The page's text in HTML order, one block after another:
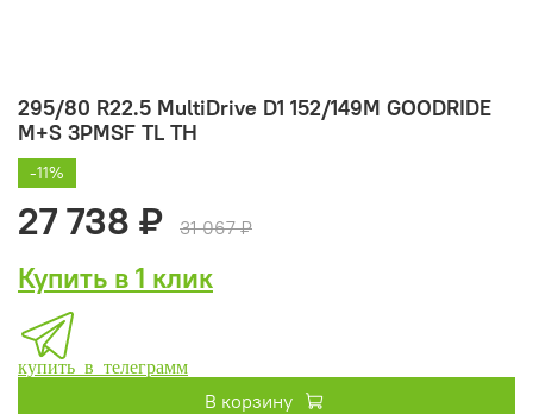
295/80 R22.5 MultiDrive D1 152/149M GOODRIDE
M+S 3PMSF TL ТН
-11%
27 738 ₽ 31 067 ₽
Купить в 1 клик
купить в телеграмм
В корзину